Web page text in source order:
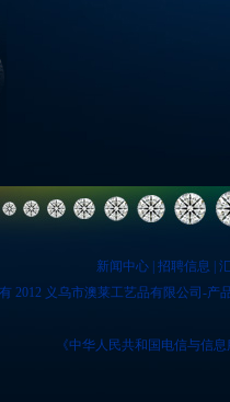
新闻中心 招聘信息
2012 义乌市澳莱工艺品有限公司-
《中华人民共和国电信与信